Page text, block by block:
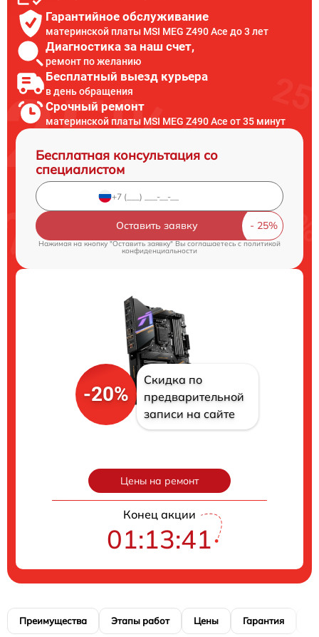
Гарантийное обслуживание
материнской платы MSI MEG Z490 Ace до 3 лет
Диагностика за наш счет,
ремонт по желанию
Бесплатный выезд курьера
в день обращения
Срочный ремонт
материнской платы MSI MEG Z490 Ace от 35 минут
Бесплатная консультация со
специалистом
Оставить заявку
Нажимая на кнопку "Оставить заявку" Вы соглашаетесь cполитикой
конфиденциальности
-20%
Скидка по
предварительной
записи на сайте
Цены на ремонт
Конец акции
01:13:40
Преимущества Этапы работ Цены Гарантия